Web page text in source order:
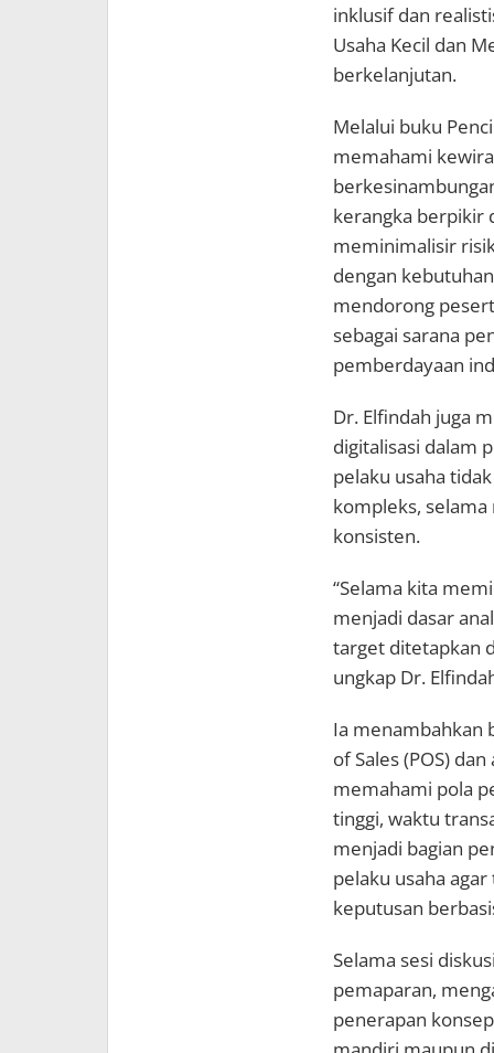
inklusif dan
Usaha Kecil dan
berkelanjutan.
Melalui buku
memahami
kerangka berpikir
meminimalisir
dengan
mendorong
sebagai sarana
pemberdayaan
Dr. Elfindah juga
digitalisasi dalam
pelaku usaha
kompleks,
konsisten.
“Selama kita
menjadi dasar
target ditetapkan
ungkap Dr.
Ia menambahkan
of Sales (POS)
memahami pola
tinggi, waktu
menjadi bagian
pelaku usaha
keputusan
Selama sesi
pemaparan,
penerapan